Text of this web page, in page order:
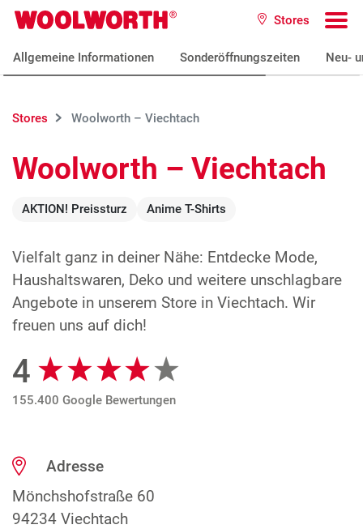
Zum Hauptinhalt
Woolworth GmbH Stores
Allgemeine Informationen Sonderöffnungszeiten Neu-
Stores Woolworth – Viechtach
Woolworth – Viechtach
AKTION! Preissturz Anime T-Shirts
Vielfalt ganz in deiner Nähe: Entdecke Mode,
Haushaltswaren, Deko und weitere unschlagbare
Angebote in unserem Store in Viechtach. Wir
freuen uns auf dich!
Google Bewertungen
4
155.400 Google Bewertungen
Adresse
Mönchshofstraße 60
94234 Viechtach